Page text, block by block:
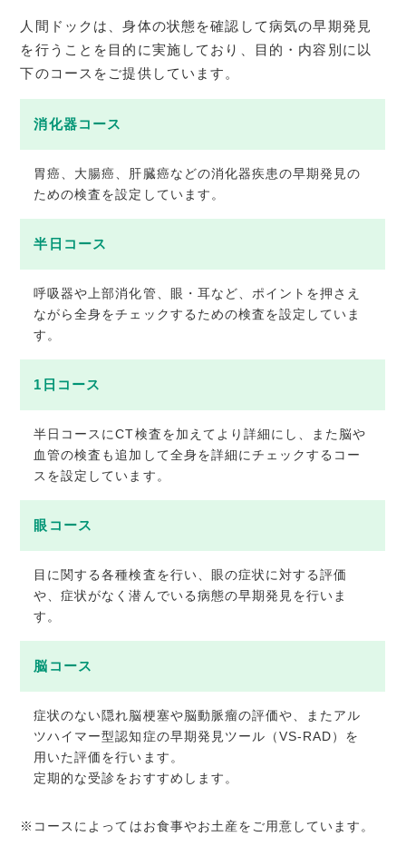
人間ドックは、身体の状態を確認して病気の早期発見
を行うことを目的に実施しており、目的・内容別に以
下のコースをご提供しています。
消化器コース
胃癌、大腸癌、肝臓癌などの消化器疾患の早期発見の
ための検査を設定しています。
半日コース
呼吸器や上部消化管、眼・耳など、ポイントを押さえ
ながら全身をチェックするための検査を設定していま
す。
1日コース
半日コースにCT検査を加えてより詳細にし、また脳や
血管の検査も追加して全身を詳細にチェックするコー
スを設定しています。
眼コース
目に関する各種検査を行い、眼の症状に対する評価
や、症状がなく潜んでいる病態の早期発見を行いま
す。
脳コース
症状のない隠れ脳梗塞や脳動脈瘤の評価や、またアル
ツハイマー型認知症の早期発見ツール（VS-RAD）を
用いた評価を行います。
定期的な受診をおすすめします。
※コースによってはお食事やお土産をご用意しています。